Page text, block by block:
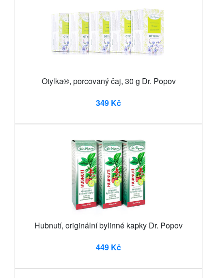
Otylka®, porcovaný čaj, 30 g Dr. Popov
349 Kč
Hubnutí, originální bylinné kapky Dr. Popov
449 Kč